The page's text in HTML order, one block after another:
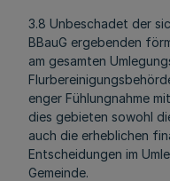
3.8 Unbeschadet der
BBauG ergebenden
am gesamten
enger Fühlungnahme
dies gebieten sowohl
auch die erheblichen
Entscheidungen im
Gemeinde.